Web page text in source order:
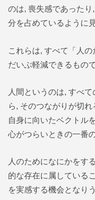
のは, 喪失感であった
分を占めているように
これらは, すべて「人
だいぶ軽減できるもの
人間というのは, すべ
ら, そのつながりが切
自身に向いたベクトル
心がつらいときの一番
人のためになにかを
的な存在に属している
を実感する機会となり